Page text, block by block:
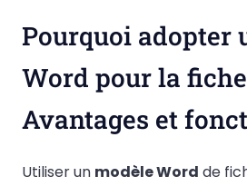
Pourquoi adopter
Word pour la
Avantages et
Utiliser un modèle Word de